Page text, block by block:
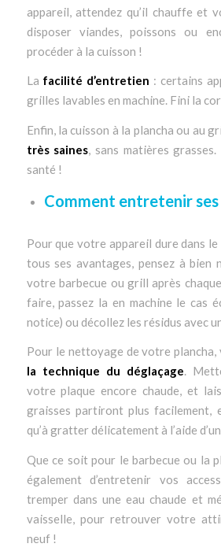
appareil, attendez qu’il chauffe et
disposer viandes, poissons ou
procéder à la cuisson !
La facilité d’entretien : certains
grilles lavables en machine. Fini la
Enfin, la cuisson à la plancha ou au
très saines, sans matières
santé !
Comment entretenir ses
Pour que votre appareil dure dans
tous ses avantages, pensez à
votre barbecue ou grill après
faire, passez la en machine le cas
notice) ou décollez les résidus avec
Pour le nettoyage de votre
la technique du déglaçage.
votre plaque encore chaude, et
graisses partiront plus facilement,
qu’à gratter délicatement à l’aide
Que ce soit pour le barbecue ou la
également d’entretenir vos
tremper dans une eau chaude et
vaisselle, pour retrouver votre
neuf !